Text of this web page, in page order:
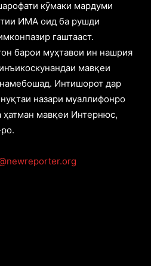
кӯмаки мардуми
ИМА оид ба рушди
гаштааст.
барои муҳтавои ин нашрия
мавқеи
Интишорот дар
назари муаллифонро
ҳатман мавқеи Интернюс,